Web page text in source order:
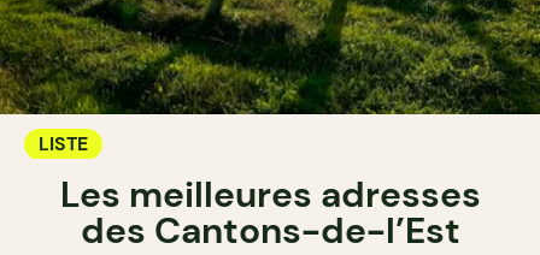
LISTE
Les meilleures adresses
des Cantons-de-l’Est